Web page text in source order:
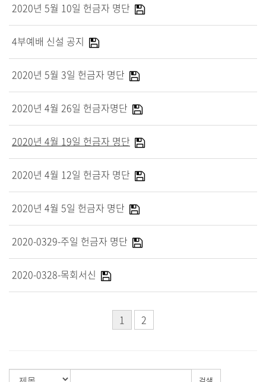
영아부
유년부
청소년부
대원 어와나 클럽
청년부
대원 크리스천 아카데미
복지와 선교
대원 전도대
스포츠선교회
국내선교
해외선교
2020년 5월 10일 헌금자 명단
4부예배 신설 공지
2020년 5월 3일 헌금자 명단
2020년 4월 26일 헌금자명단
2020년 4월 19일 헌금자 명단
2020년 4월 12일 헌금자 명단
2020년 4월 5일 헌금자 명단
2020-0329-주일 헌금자 명단
2020-0328-목회서신
1 2
검색